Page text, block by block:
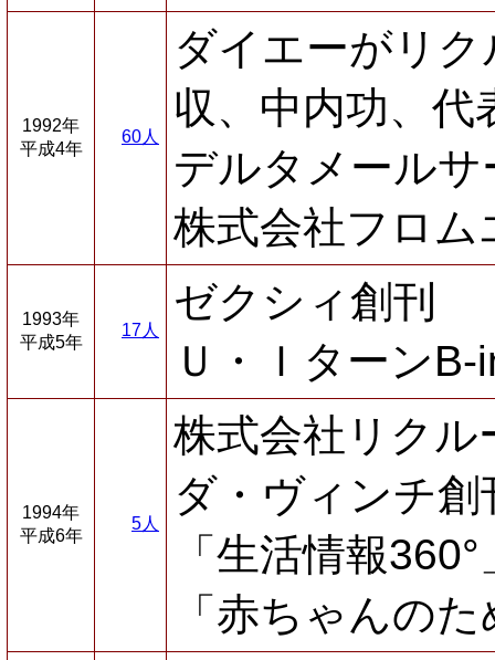
1992年
平成4年
60人
ダイエーがリ
収、中内功、代
デルタメール
株式会社フロム
1993年
平成5年
17人
ゼクシィ創刊
Ｕ・ＩターンB-
1994年
平成6年
5人
株式会社リクル
ダ・ヴィンチ創
「生活情報
「赤ちゃんの